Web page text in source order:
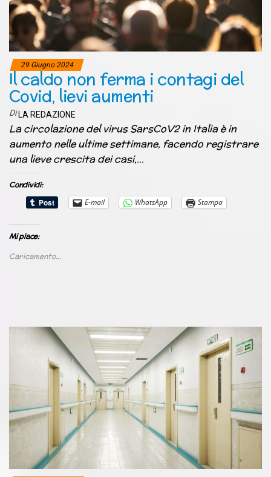
29 Giugno 2024
Il caldo non ferma i contagi del
Covid, lievi aumenti
DiLA REDAZIONE
La circolazione del virus SarsCoV2 in Italia è in
aumento nelle ultime settimane, facendo registrare
una lieve crescita dei casi,…
Condividi:
E-mail
WhatsApp Stampa
Mi piace:
Caricamento...